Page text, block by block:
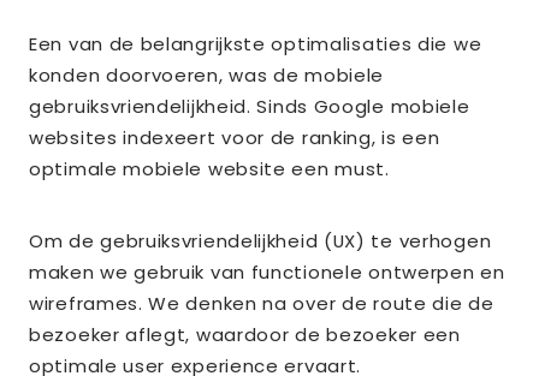
Een van de belangrijkste optimalisaties die we
konden doorvoeren, was de mobiele
gebruiksvriendelijkheid. Sinds Google mobiele
websites indexeert voor de ranking, is een
optimale mobiele website een must.
Om de gebruiksvriendelijkheid (UX) te verhogen
maken we gebruik van functionele ontwerpen en
wireframes. We denken na over de route die de
bezoeker aflegt, waardoor de bezoeker een
optimale user experience ervaart.